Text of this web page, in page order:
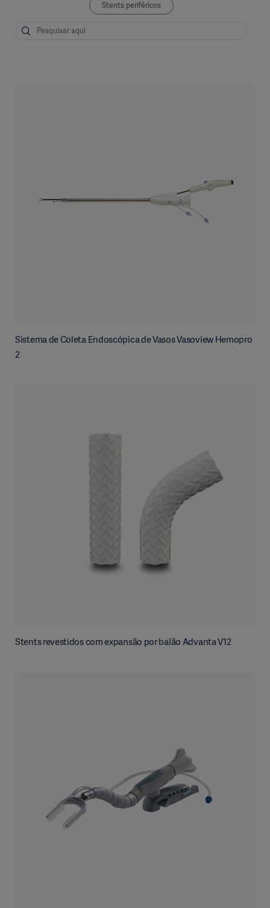
Stents periféricos
Sistema de Coleta Endoscópica de Vasos Vasoview Hemopro
2
Stents revestidos com expansão por balão Advanta V12